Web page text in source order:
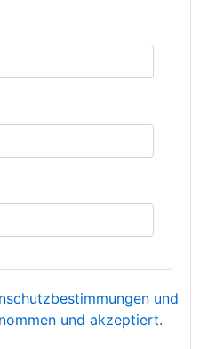
und
und akzeptiert.